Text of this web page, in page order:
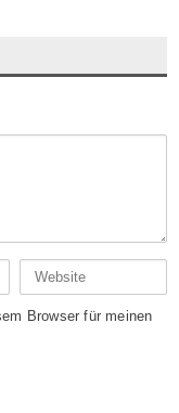
Browser für meinen